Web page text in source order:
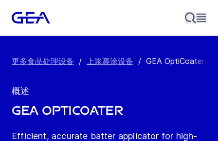
更多食品处理设备 / 上浆裹涂设备 / GEA OptiCoater
概述
GEA OptiCoater
Efficient, accurate batter applicator for high-